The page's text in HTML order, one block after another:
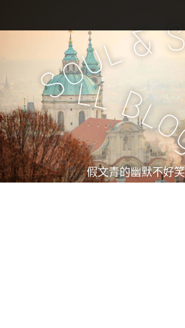
e
n
u
i
c
n
t
e
n
t
Soul&
ll Bl
假文青的幽默不好笑